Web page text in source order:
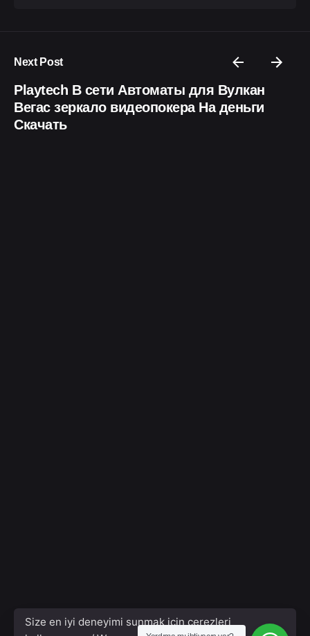
Next Post
Playtech В сети Автоматы для Вулкан
Вегас зеркало видеопокера На деньги
Скачать
Size en iyi deneyimi sunmak için çerezleri